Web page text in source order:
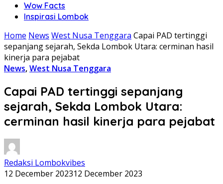
Wow Facts
Inspirasi Lombok
Home News West Nusa Tenggara Capai PAD tertinggi
sepanjang sejarah, Sekda Lombok Utara: cerminan hasil
kinerja para pejabat
News,West Nusa Tenggara
Capai PAD tertinggi sepanjang
sejarah, Sekda Lombok Utara:
cerminan hasil kinerja para pejabat
Redaksi Lombokvibes
12 December 202312 December 2023